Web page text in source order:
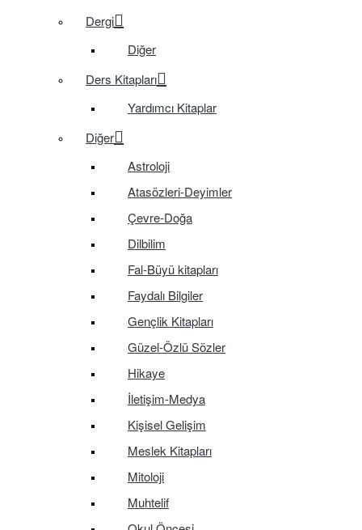
Dergi
Diğer
Ders Kitapları
Yardımcı Kitaplar
Diğer
Astroloji
Atasözleri-Deyimler
Çevre-Doğa
Dilbilim
Fal-Büyü kitapları
Faydalı Bilgiler
Gençlik Kitapları
Güzel-Özlü Sözler
Hikaye
İletişim-Medya
Kişisel Gelişim
Meslek Kitapları
Mitoloji
Muhtelif